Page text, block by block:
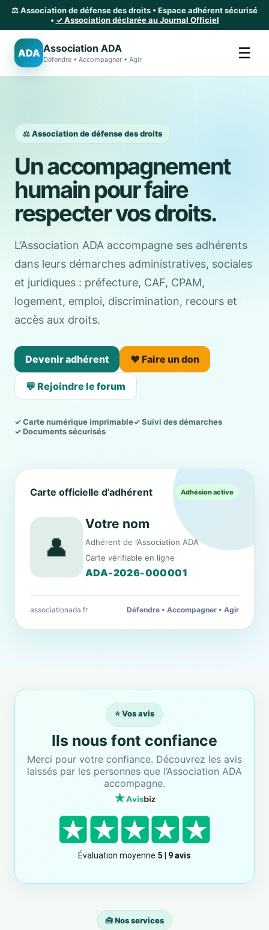
⚖️ Association de défense des droits • Espace adhérent sécurisé
• ✓ Association déclarée au Journal Officiel
ADA Association ADA
Défendre • Accompagner • Agir ☰
⚖️ Association de défense des droits
Un accompagnement
humain pour faire
respecter vos droits.
L’Association ADA accompagne ses adhérents
dans leurs démarches administratives, sociales
et juridiques : préfecture, CAF, CPAM,
logement, emploi, discrimination, recours et
accès aux droits.
Devenir adhérent ❤️ Faire un don
💬 Rejoindre le forum
✓ Carte numérique imprimable✓ Suivi des démarches
✓ Documents sécurisés
Carte officielle d’adhérent Adhésion active
👤
Votre nom
Adhérent de l’Association ADA
Carte vérifiable en ligne
ADA-2026-000001
associationada.fr Défendre • Accompagner • Agir
⭐ Vos avis
Ils nous font confiance
Merci pour votre confiance. Découvrez les avis
laissés par les personnes que l’Association ADA
accompagne.
🧰 Nos services